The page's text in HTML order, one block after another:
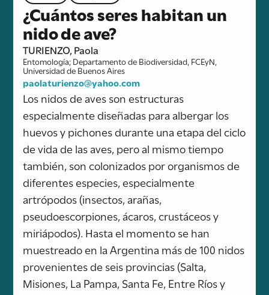
¿Cuántos seres habitan un
nido de ave?
TURIENZO, Paola
Entomología; Departamento de Biodiversidad, FCEyN,
Universidad de Buenos Aires
paolaturienzo@yahoo.com
Los nidos de aves son estructuras
especialmente diseñadas para albergar los
huevos y pichones durante una etapa del ciclo
de vida de las aves, pero al mismo tiempo
también, son colonizados por organismos de
diferentes especies, especialmente
artrópodos (insectos, arañas,
pseudoescorpiones, ácaros, crustáceos y
miriápodos). Hasta el momento se han
muestreado en la Argentina más de 100 nidos
provenientes de seis provincias (Salta,
Misiones, La Pampa, Santa Fe, Entre Ríos y